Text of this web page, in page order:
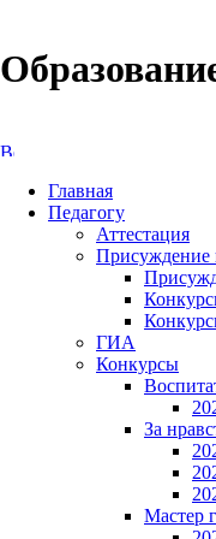
Главная
Педагогу
Аттестация
Присуждение
ГИА
Конкурсы
За
Мастер